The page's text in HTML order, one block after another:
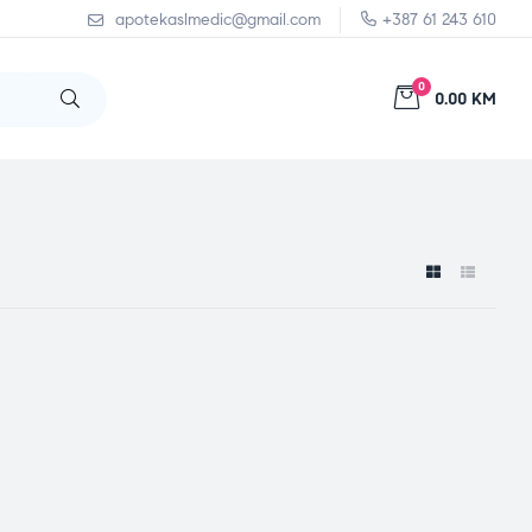
apotekaslmedic@gmail.com +387 61 243 610
0
0.00 KM